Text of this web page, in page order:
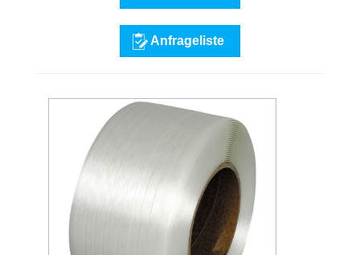
Anfrageliste